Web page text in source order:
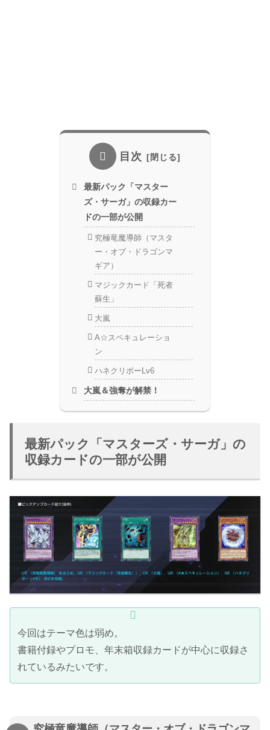
目次
最新パック「マスター
ズ・サーガ」の収録カー
ドの一部が公開
究極竜魔導師（マスタ
ー・オブ・ドラゴンマ
ギア）
マジックカード「死者
蘇生」
大嵐
A☆スペキュレーショ
ン
ハネクリボーLv6
大嵐＆強奪が解禁！
最新パック「マスターズ・サーガ」の
収録カードの一部が公開
今回はテーマ色は弱め。
書籍付録やプロモ、年末箱収録カードが中心に収録さ
れているみたいです。